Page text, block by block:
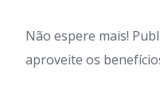
Não espere mais!
aproveite os